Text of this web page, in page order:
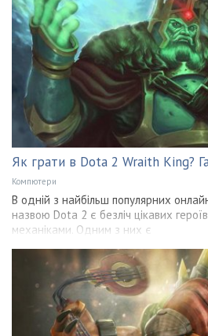
Як грати в Dota 2 Wraith King?
Компютери
В одній з найбільш популярних
назвою Dota 2 є безліч цікавих
механіками. Одним з них є